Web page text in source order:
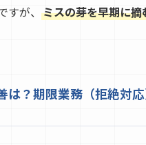
が、 ミスの芽を早期に摘
は？期限業務（拒絶対